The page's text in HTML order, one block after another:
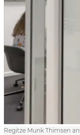
Regitze Munk Thimsen